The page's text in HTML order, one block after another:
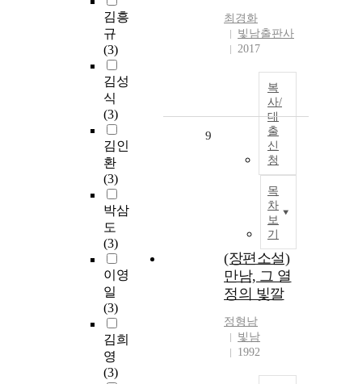
김흥
규
(3)
김성
식
(3)
김인
환
(3)
박삼
도
(3)
이영
일
(3)
김희
영
(3)
최경화
빛남출판사
2017
복
사/
대
출
신
청
목
차
보
기
9
(장편소설)
만남, 그 열
정의 빛깔
정형남
빛남
1992